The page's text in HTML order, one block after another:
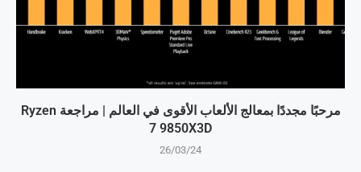
مرحبًا مجددًا بمعالج الألعاب الأقوى في العالم | مراجعة Ryzen
7 9850X3D
26/03/24